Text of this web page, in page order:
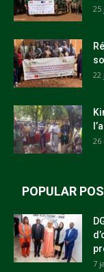
25
22
26
POPULAR
7